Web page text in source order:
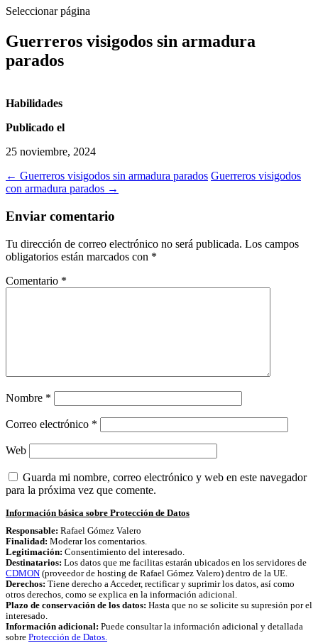
Seleccionar página
Guerreros visigodos sin armadura
parados
Habilidades
Publicado el
25 noviembre, 2024
← Guerreros visigodos sin armadura parados Guerreros visigodos
con armadura parados →
Enviar comentario
Tu dirección de correo electrónico no será publicada. Los campos
obligatorios están marcados con *
Comentario *
Nombre *
Correo electrónico *
Web
Guarda mi nombre, correo electrónico y web en este navegador
para la próxima vez que comente.
Información básica sobre Protección de Datos
Responsable: Rafael Gómez Valero
Finalidad: Moderar los comentarios.
Legitimación: Consentimiento del interesado.
Destinatarios: Los datos que me facilitas estarán ubicados en los servidores de
CDMON (proveedor de hosting de Rafael Gómez Valero) dentro de la UE.
Derechos: Tiene derecho a Acceder, rectificar y suprimir los datos, así como
otros derechos, como se explica en la información adicional.
Plazo de conservación de los datos: Hasta que no se solicite su supresión por el
interesado.
Información adicional: Puede consultar la información adicional y detallada
sobre Protección de Datos.